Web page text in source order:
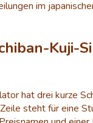
im
Kuji-
hat drei kurze
steht für eine